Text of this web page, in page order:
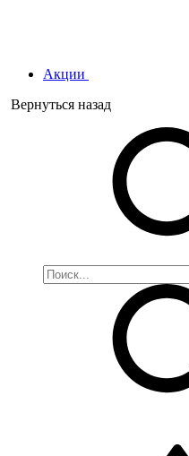
Акции
Вернуться назад